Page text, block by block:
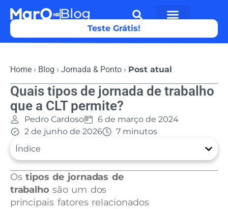
Teste Grátis!
Home › Blog › Jornada & Ponto › Post atual
Quais tipos de jornada de trabalho
que a CLT permite?
Pedro Cardoso
6 de março de 2024
2 de junho de 2026
7 minutos
Índice
Ostipos de jornadas de
trabalho são um dos
principais fatores relacionados